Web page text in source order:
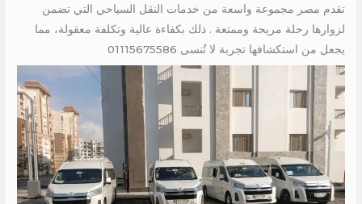
تقدم مصر مجموعة واسعة من خدمات النقل السياحي التي تضمن
لزوارها رحلة مريحة وممتعة . ذلك بكفاءة عالية وتكلفة معقولة، مما
يجعل من استكشافها تجربة لا تُنسى 01115675586